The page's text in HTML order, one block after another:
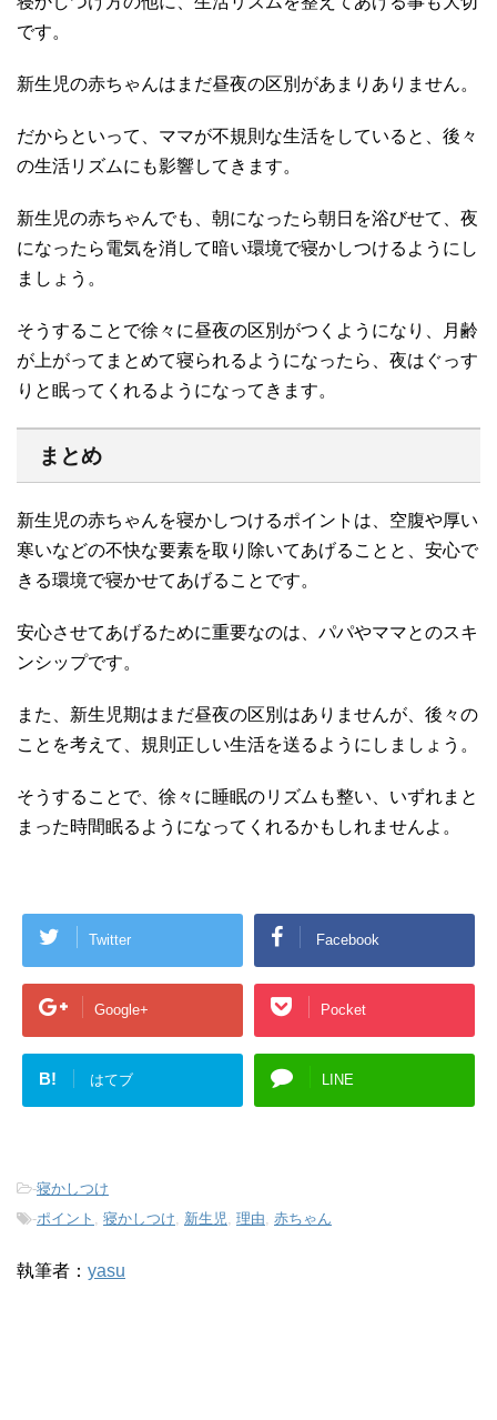
です。
新生児の赤ちゃんはまだ昼夜の区別があまりありません。
だからといって、ママが不規則な生活をしていると、後々
の生活リズムにも影響してきます。
新生児の赤ちゃんでも、朝になったら朝日を浴びせて、夜
になったら電気を消して暗い環境で寝かしつけるようにし
ましょう。
そうすることで徐々に昼夜の区別がつくようになり、月齢
が上がってまとめて寝られるようになったら、夜はぐっす
りと眠ってくれるようになってきます。
まとめ
新生児の赤ちゃんを寝かしつけるポイントは、空腹や厚い
寒いなどの不快な要素を取り除いてあげることと、安心で
きる環境で寝かせてあげることです。
安心させてあげるために重要なのは、パパやママとのスキ
ンシップです。
また、新生児期はまだ昼夜の区別はありませんが、後々の
ことを考えて、規則正しい生活を送るようにしましょう。
そうすることで、徐々に睡眠のリズムも整い、いずれまと
まった時間眠るようになってくれるかもしれませんよ。
Twitter Facebook
Google+ Pocket
B! はてブ LINE
-寝かしつけ
-ポイント 寝かしつけ 新生児 理由 赤ちゃん
執筆者： yasu